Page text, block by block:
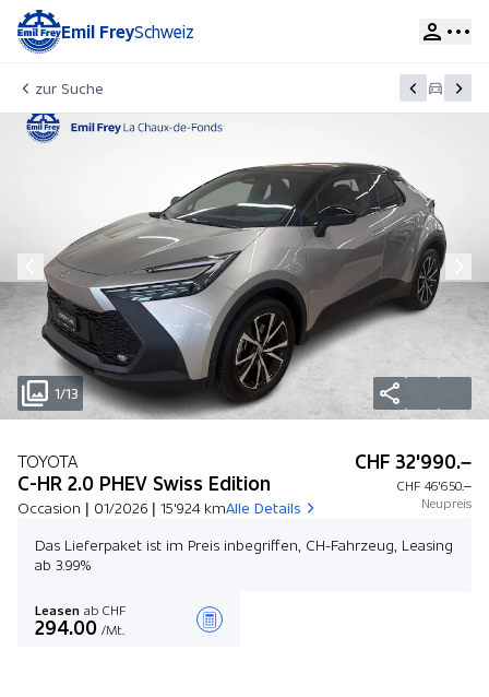
Emil FreySchweiz
zur Suche
1/13
TOYOTA
C-HR 2.0 PHEV Swiss Edition
Occasion | 01/2026 | 15'924 kmAlle Details
CHF 32'990.–
CHF 46'650.–
Neupreis
Das Lieferpaket ist im Preis inbegriffen, CH-Fahrzeug, Leasing
ab 3.99%
Leasen ab CHF
294.00 /Mt.